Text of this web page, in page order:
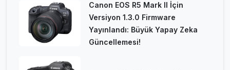
Canon EOS R5 Mark II İçin
Versiyon 1.3.0 Firmware
Yayınlandı: Büyük Yapay Zeka
Güncellemesi!